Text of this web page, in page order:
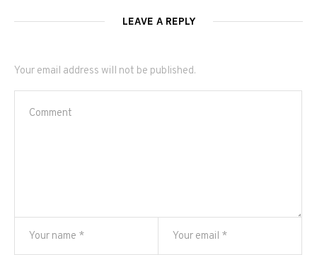
LEAVE A REPLY
Your email address will not be published.